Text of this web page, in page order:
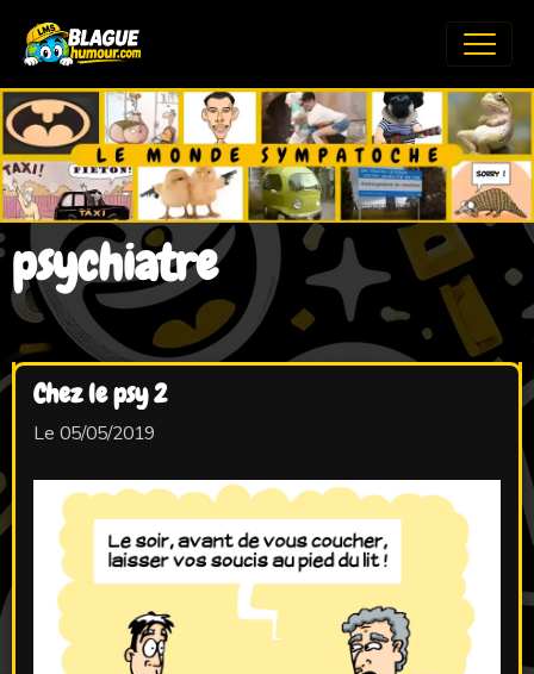
psychiatre
Chez le psy 2
Le 05/05/2019